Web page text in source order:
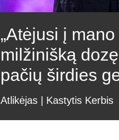
„Atėjusi į
milžinišką
pačių širdies
Atlikėjas | Kastytis Kerbis